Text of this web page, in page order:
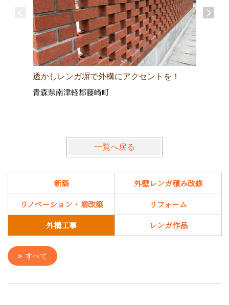
透かしレンガ塀で外構にアクセントを！
青森県南津軽郡藤崎町
一覧へ戻る
新築
外壁レンガ積み改修
リノベーション・増改築
リフォーム
外構工事
レンガ作品
すべて